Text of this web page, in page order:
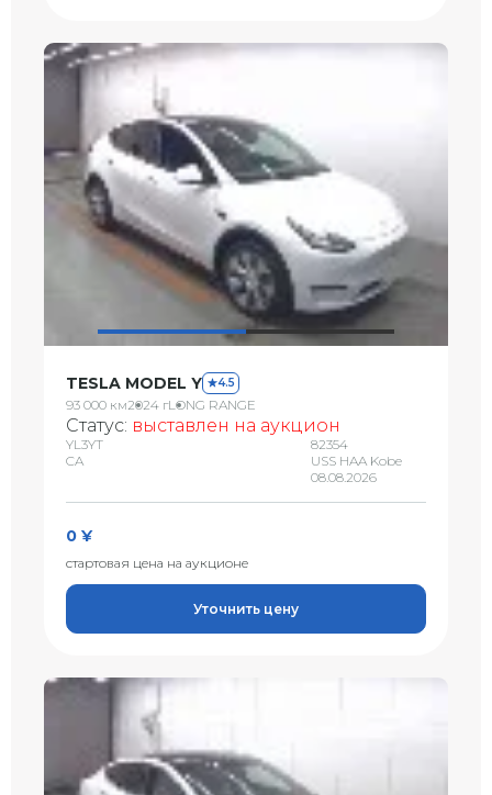
TESLA MODEL Y 4.5
93 000 км2024 гLONG RANGE
Статус: выставлен на аукцион
YL3YT
CA
82354
USS HAA Kobe
08.08.2026
0 ¥
стартовая цена на аукционе
Уточнить цену